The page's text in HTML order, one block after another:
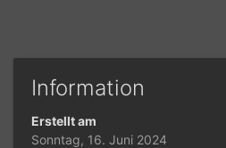
Information
Erstellt am
Sonntag, 16. Juni 2024